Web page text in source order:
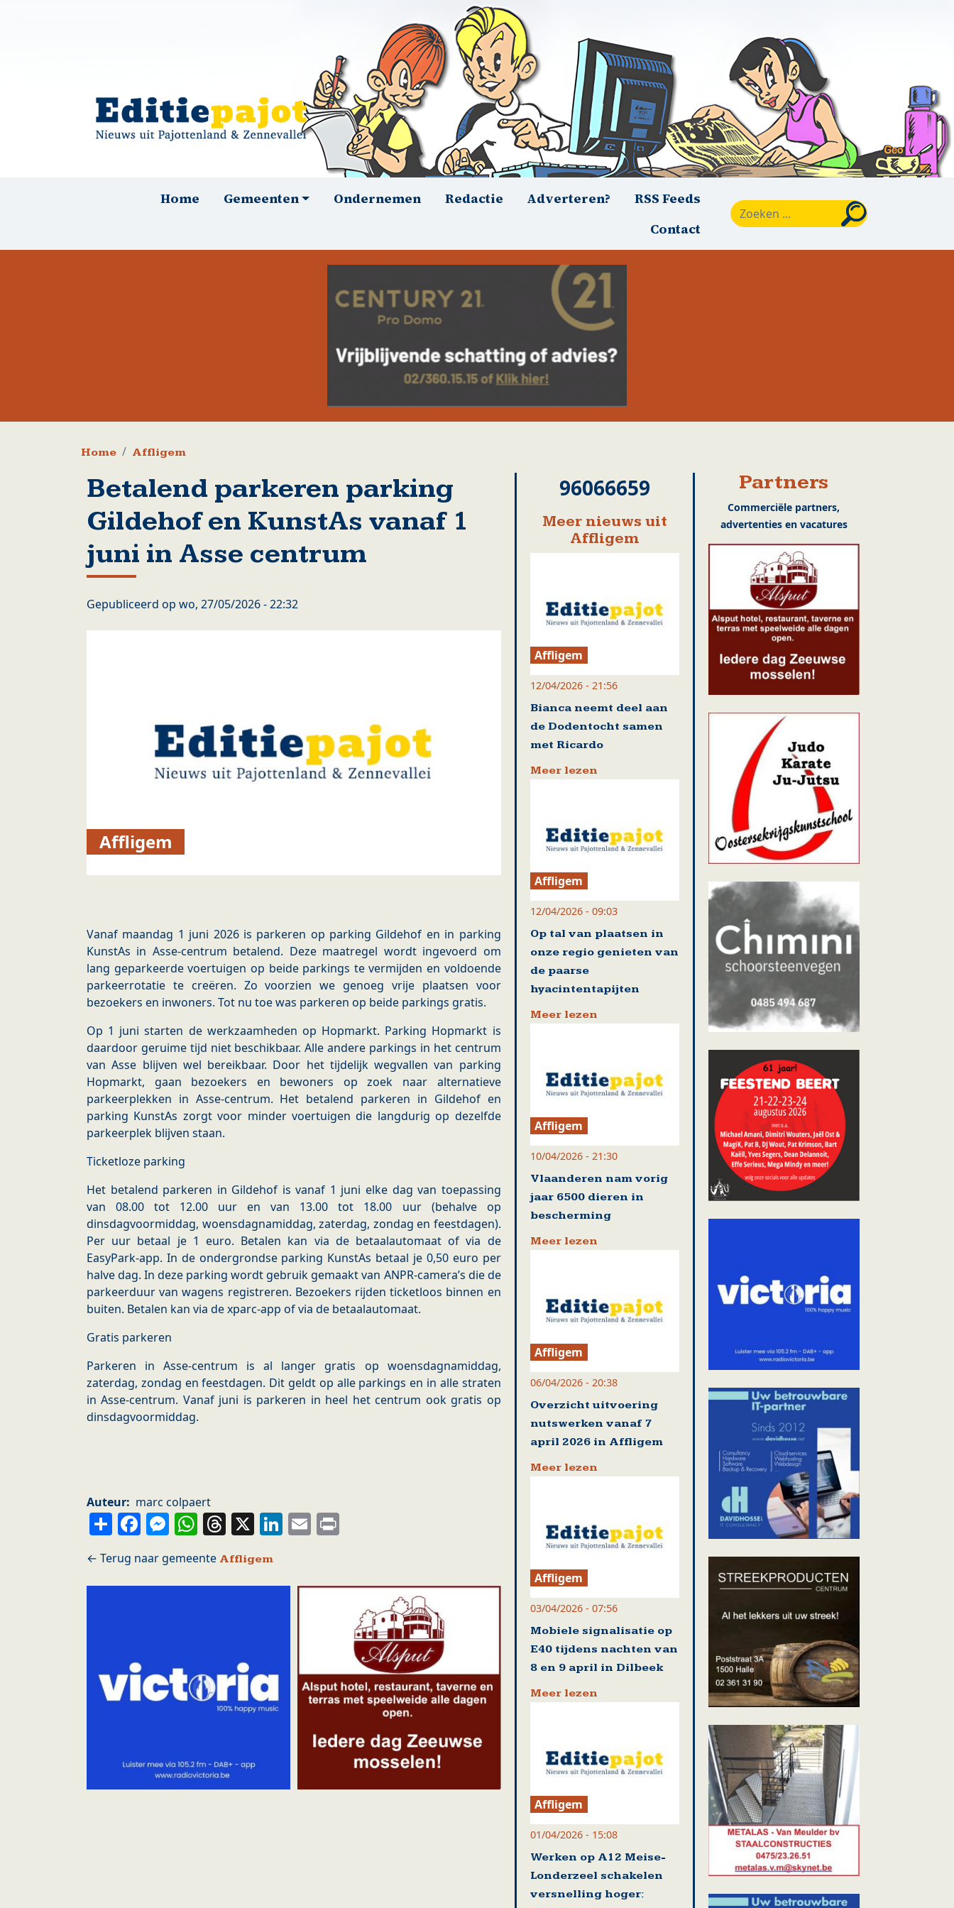
HoofdnavigatieHome Gemeenten Ondernemen Redactie Adverteren?
RSS Feeds
Contact
Kruimelpad
Home Affligem
Betalend parkeren parking
Gildehof en KunstAs vanaf 1
juni in Asse centrum
Gepubliceerd op wo, 27/05/2026 - 22:32
Affligem
Vanaf maandag 1 juni 2026 is parkeren op parking Gildehof en in parking
KunstAs in Asse-centrum betalend. Deze maatregel wordt ingevoerd om
lang geparkeerde voertuigen op beide parkings te vermijden en voldoende
parkeerrotatie te creëren. Zo voorzien we genoeg vrije plaatsen voor
bezoekers en inwoners. Tot nu toe was parkeren op beide parkings gratis.
Op 1 juni starten de werkzaamheden op Hopmarkt. Parking Hopmarkt is
daardoor geruime tijd niet beschikbaar. Alle andere parkings in het centrum
van Asse blijven wel bereikbaar. Door het tijdelijk wegvallen van parking
Hopmarkt, gaan bezoekers en bewoners op zoek naar alternatieve
parkeerplekken in Asse-centrum. Het betalend parkeren in Gildehof en
parking KunstAs zorgt voor minder voertuigen die langdurig op dezelfde
parkeerplek blijven staan.
Ticketloze parking
Het betalend parkeren in Gildehof is vanaf 1 juni elke dag van toepassing
van 08.00 tot 12.00 uur en van 13.00 tot 18.00 uur (behalve op
dinsdagvoormiddag, woensdagnamiddag, zaterdag, zondag en feestdagen).
Per uur betaal je 1 euro. Betalen kan via de betaalautomaat of via de
EasyPark-app. In de ondergrondse parking KunstAs betaal je 0,50 euro per
halve dag. In deze parking wordt gebruik gemaakt van ANPR-camera’s die de
parkeerduur van wagens registreren. Bezoekers rijden ticketloos binnen en
buiten. Betalen kan via de xparc-app of via de betaalautomaat.
Gratis parkeren
Parkeren in Asse-centrum is al langer gratis op woensdagnamiddag,
zaterdag, zondag en feestdagen. Dit geldt op alle parkings en in alle straten
in Asse-centrum. Vanaf juni is parkeren in heel het centrum ook gratis op
dinsdagvoormiddag.
Auteur marc colpaert
ShareFacebook
Messenger
WhatsApp
Threads
X LinkedIn
Email
Affligem
96066659
Meer nieuws uit
Affligem
Affligem
12/04/2026 - 21:56
Bianca neemt deel aan
de Dodentocht samen
met Ricardo
Meer lezen
Affligem
12/04/2026 - 09:03
Op tal van plaatsen in
onze regio genieten van
de paarse
hyacintentapijten
Meer lezen
Affligem
10/04/2026 - 21:30
Vlaanderen nam vorig
jaar 6500 dieren in
bescherming
Meer lezen
Affligem
06/04/2026 - 20:38
Overzicht uitvoering
nutswerken vanaf 7
april 2026 in Affligem
Meer lezen
Affligem
03/04/2026 - 07:56
Mobiele signalisatie op
E40 tijdens nachten van
8 en 9 april in Dilbeek
Meer lezen
Affligem
01/04/2026 - 15:08
Werken op A12 Meise-
Londerzeel schakelen
versnelling hoger:
Partners
Commerciële partners,
advertenties en vacatures